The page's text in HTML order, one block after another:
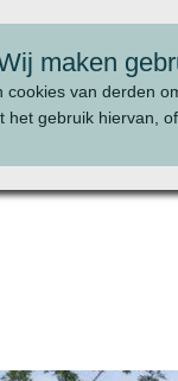
maken
cookies van derden
gebruik hiervan,